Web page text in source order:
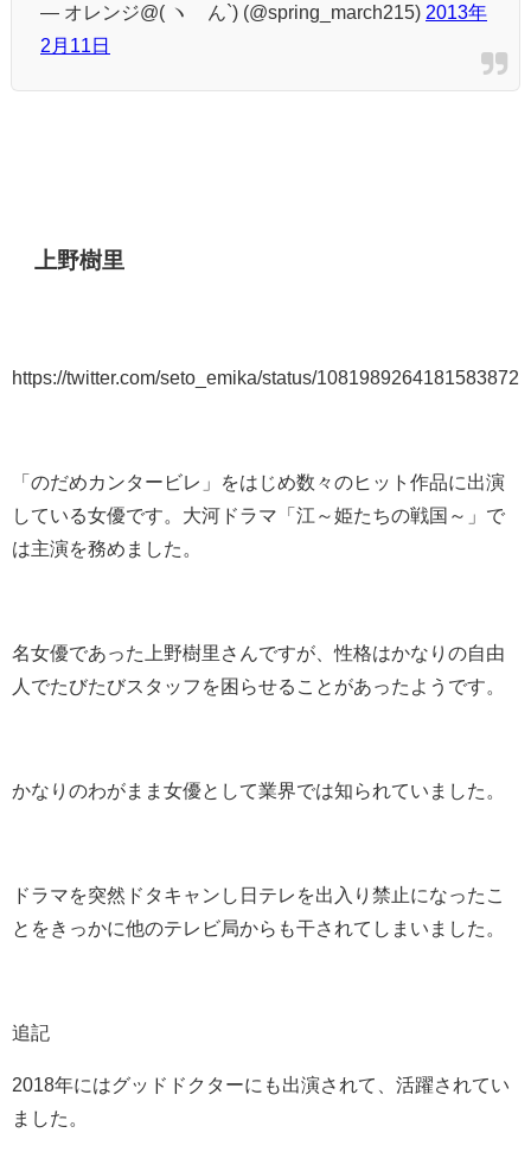
— オレンジ@( ヽ´ん`) (@spring_march215) 2013年
2月11日
上野樹里
https://twitter.com/seto_emika/status/1081989264181583872
「のだめカンタービレ」をはじめ数々のヒット作品に出演
している女優です。大河ドラマ「江～姫たちの戦国～」で
は主演を務めました。
名女優であった上野樹里さんですが、性格はかなりの自由
人でたびたびスタッフを困らせることがあったようです。
かなりのわがまま女優として業界では知られていました。
ドラマを突然ドタキャンし日テレを出入り禁止になったこ
とをきっかに他のテレビ局からも干されてしまいました。
追記
2018年にはグッドドクターにも出演されて、活躍されてい
ました。